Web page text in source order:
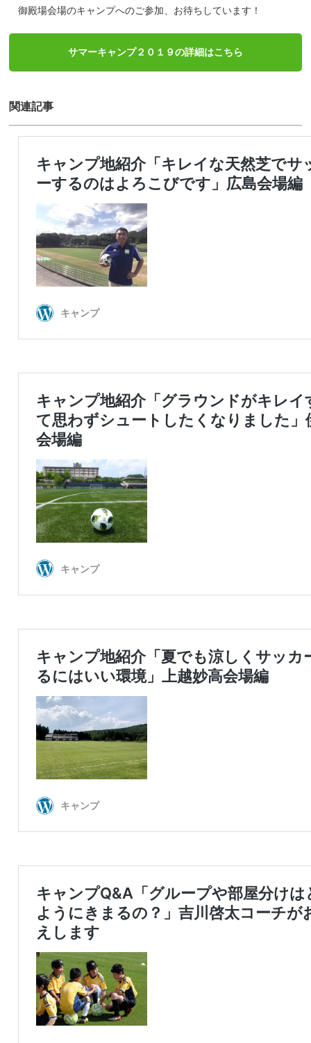
御殿場会場のキャンプへのご参加、お待ちしています！
サマーキャンプ２０１９の詳細はこちら
関連記事